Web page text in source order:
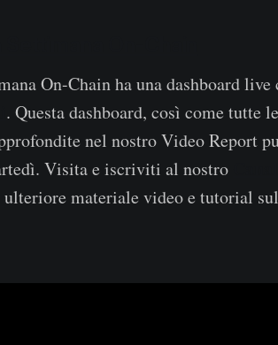
On-Chain ha una dashboard
. Questa dashboard, così come tutte
nel nostro Video Report
Visita e iscriviti al nostro
ulteriore materiale video e tutorial